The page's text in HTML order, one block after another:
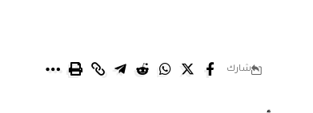
شارك